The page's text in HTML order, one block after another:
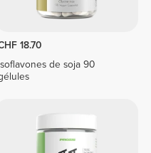
18.70
de soja 90